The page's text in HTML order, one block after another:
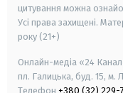
цитування можна
Усі права захищені.
року (21+)
Онлайн-медіа «24
пл. Галицька, буд. 15, м.
Телефон +380 (32) 229-